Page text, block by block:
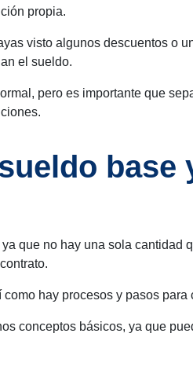
propia.
visto algunos descuentos o
el sueldo.
pero es importante que
base
ya que no hay una sola cantidad
hay procesos y pasos para
conceptos básicos, ya que